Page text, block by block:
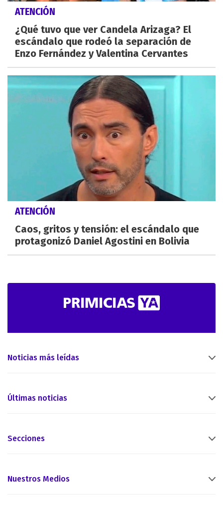
ATENCIÓN
¿Qué tuvo que ver Candela Arizaga? El
escándalo que rodeó la separación de
Enzo Fernández y Valentina Cervantes
ATENCIÓN
Caos, gritos y tensión: el escándalo que
protagonizó Daniel Agostini en Bolivia
Noticias más leídas
Últimas noticias
Secciones
Nuestros Medios